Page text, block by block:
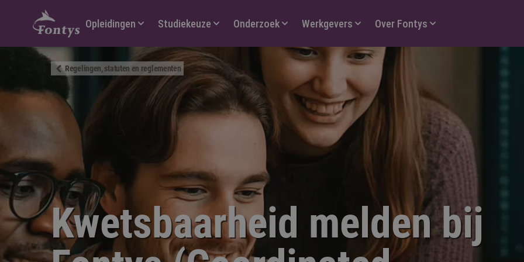
Hoofdmenu
Opleidingen Studiekeuze Onderzoek Werkgevers Over Fontys
Regelingen, statuten en reglementen
Kwetsbaarheid melden bij